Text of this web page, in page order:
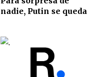
nadie, Putin se queda